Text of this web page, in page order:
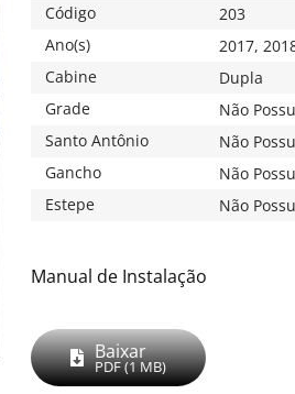
Código
203
Ano(s)
2017,
Cabine
Dupla
Grade
Não
Santo Antônio
Não
Gancho
Não
Estepe
Não
Manual de Instalação
Baixar
PDF (1 MB)